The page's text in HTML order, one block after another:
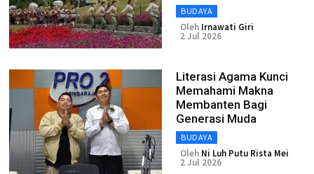
BUDAYA
Oleh Irnawati Giri
2 Jul 2026
Literasi Agama Kunci
Memahami Makna
Membanten Bagi
Generasi Muda
BUDAYA
Oleh Ni Luh Putu Rista Mei
2 Jul 2026